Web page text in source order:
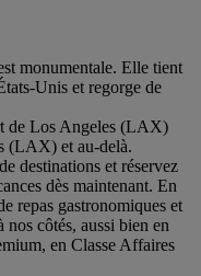
monumentale. Elle tient
Unis et regorge de
de Los Angeles (LAX)
(LAX) et au-delà.
destinations et réservez
dès maintenant. En
repas gastronomiques et
côtés, aussi bien en
en Classe Affaires